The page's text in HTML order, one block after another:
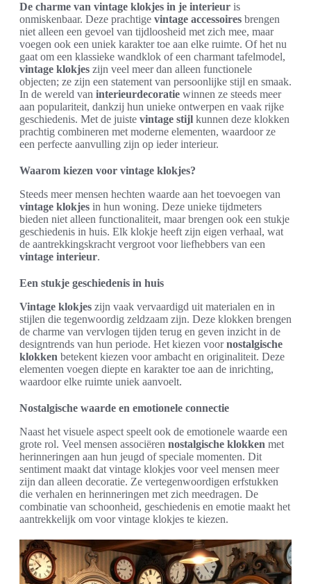
De charme van vintage klokjes in je interieur is
onmiskenbaar. Deze prachtige vintage accessoires brengen
niet alleen een gevoel van tijdloosheid met zich mee, maar
voegen ook een uniek karakter toe aan elke ruimte. Of het nu
gaat om een klassieke wandklok of een charmant tafelmodel,
vintage klokjes zijn veel meer dan alleen functionele
objecten; ze zijn een statement van persoonlijke stijl en smaak.
In de wereld van interieurdecoratie winnen ze steeds meer
aan populariteit, dankzij hun unieke ontwerpen en vaak rijke
geschiedenis. Met de juiste vintage stijl kunnen deze klokken
prachtig combineren met moderne elementen, waardoor ze
een perfecte aanvulling zijn op ieder interieur.
Waarom kiezen voor vintage klokjes?
Steeds meer mensen hechten waarde aan het toevoegen van
vintage klokjes in hun woning. Deze unieke tijdmeters
bieden niet alleen functionaliteit, maar brengen ook een stukje
geschiedenis in huis. Elk klokje heeft zijn eigen verhaal, wat
de aantrekkingskracht vergroot voor liefhebbers van een
vintage interieur.
Een stukje geschiedenis in huis
Vintage klokjes zijn vaak vervaardigd uit materialen en in
stijlen die tegenwoordig zeldzaam zijn. Deze klokken brengen
de charme van vervlogen tijden terug en geven inzicht in de
designtrends van hun periode. Het kiezen voornostalgische
klokken betekent kiezen voor ambacht en originaliteit. Deze
elementen voegen diepte en karakter toe aan de inrichting,
waardoor elke ruimte uniek aanvoelt.
Nostalgische waarde en emotionele connectie
Naast het visuele aspect speelt ook de emotionele waarde een
grote rol. Veel mensen associëren nostalgische klokken met
herinneringen aan hun jeugd of speciale momenten. Dit
sentiment maakt dat vintage klokjes voor veel mensen meer
zijn dan alleen decoratie. Ze vertegenwoordigen erfstukken
die verhalen en herinneringen met zich meedragen. De
combinatie van schoonheid, geschiedenis en emotie maakt het
aantrekkelijk om voor vintage klokjes te kiezen.